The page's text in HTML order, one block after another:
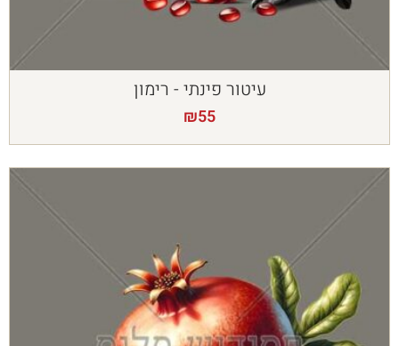
עיטור פינתי - רימון
₪55